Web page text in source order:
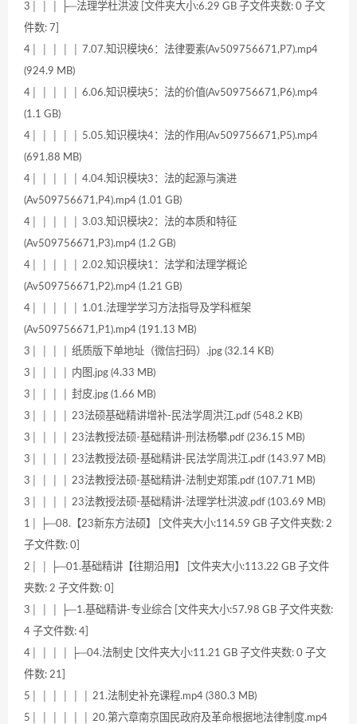
3│ │ │ ├─法理学杜洪波 [文件夹大小:6.29 GB 子文件夹数: 0 子文
件数: 7]
4│ │ │ │ │ 7.07.知识模块6：法律要素(Av509756671,P7).mp4
(924.9 MB)
4│ │ │ │ │ 6.06.知识模块5：法的价值(Av509756671,P6).mp4
(1.1 GB)
4│ │ │ │ │ 5.05.知识模块4：法的作用(Av509756671,P5).mp4
(691.88 MB)
4│ │ │ │ │ 4.04.知识模块3：法的起源与演进
(Av509756671,P4).mp4 (1.01 GB)
4│ │ │ │ │ 3.03.知识模块2：法的本质和特征
(Av509756671,P3).mp4 (1.2 GB)
4│ │ │ │ │ 2.02.知识模块1：法学和法理学概论
(Av509756671,P2).mp4 (1.21 GB)
4│ │ │ │ │ 1.01.法理学学习方法指导及学科框架
(Av509756671,P1).mp4 (191.13 MB)
3│ │ │ │ 纸质版下单地址（微信扫码）.jpg (32.14 KB)
3│ │ │ │ 内图.jpg (4.33 MB)
3│ │ │ │ 封皮.jpg (1.66 MB)
3│ │ │ │ 23法硕基础精讲增补-民法学周洪江.pdf (548.2 KB)
3│ │ │ │ 23法教授法硕-基础精讲-刑法杨攀.pdf (236.15 MB)
3│ │ │ │ 23法教授法硕-基础精讲-民法学周洪江.pdf (143.97 MB)
3│ │ │ │ 23法教授法硕-基础精讲-法制史郑策.pdf (107.71 MB)
3│ │ │ │ 23法教授法硕-基础精讲-法理学杜洪波.pdf (103.69 MB)
1│ ├─08.【23新东方法硕】 [文件夹大小:114.59 GB 子文件夹数: 2
子文件数: 0]
2│ │ ├─01.基础精讲【往期沿用】 [文件夹大小:113.22 GB 子文件
夹数: 2 子文件数: 0]
3│ │ │ ├─1.基础精讲-专业综合 [文件夹大小:57.98 GB 子文件夹数:
4 子文件数: 4]
4│ │ │ │ ├─04.法制史 [文件夹大小:11.21 GB 子文件夹数: 0 子文
件数: 21]
5│ │ │ │ │ │ 21.法制史补充课程.mp4 (380.3 MB)
5│ │ │ │ │ │ 20.第六章南京国民政府及革命根据地法律制度.mp4